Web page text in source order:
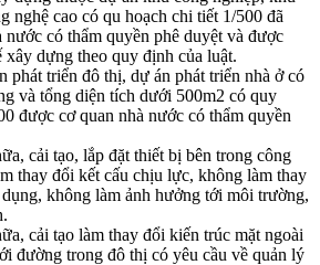
nghệ cao có qu hoạch chi tiết 1/500 đã
nước có thẩm quyền phê duyệt và được
xây dựng theo quy định của luật.
phát triển đô thị, dự án phát triển nhà ở có
và tổng diện tích dưới 500m2 có quy
được cơ quan nhà nước có thẩm quyền
cải tạo, lắp đặt thiết bị bên trong công
thay đổi kết cấu chịu lực, không làm thay
không làm ảnh hưởng tới môi trường,
cải tạo làm thay đổi kiến trúc mặt ngoài
đường trong đô thị có yêu cầu về quản lý